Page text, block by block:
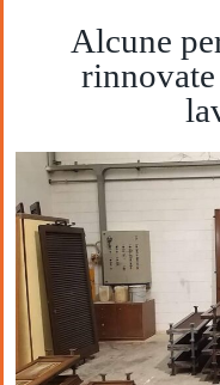
Alcune